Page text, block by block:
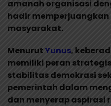
amanah organisasi
hadir
masyarakat.
MenurutYunus,
memiliki peran
stabilitas demokrasi
pemerintah dalam
dan menyerap aspirasi